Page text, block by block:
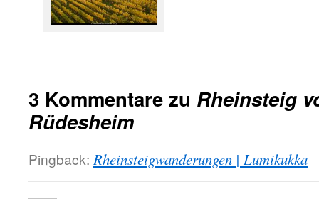
3 Kommentare zu Rheinsteig
Rüdesheim
Pingback: Rheinsteigwanderungen | Lumikukka